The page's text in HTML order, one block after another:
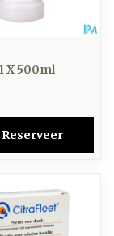
X 500ml
Reserveer